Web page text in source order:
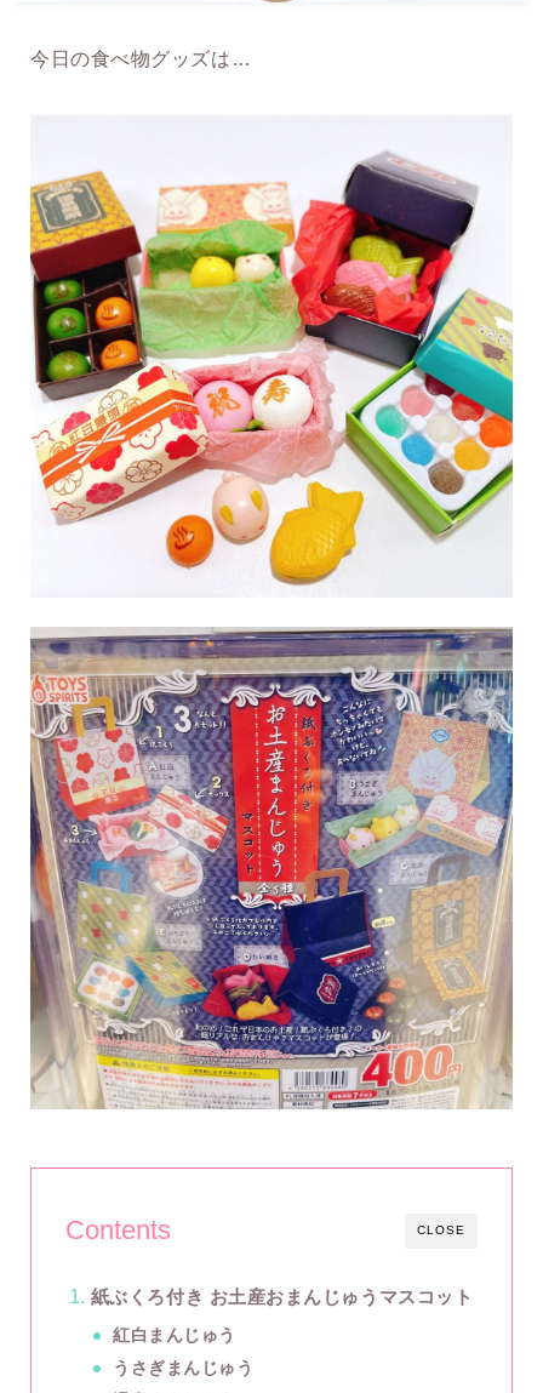
今日の食べ物グッズは…
CLOSE
Contents
紙ぶくろ付き お土産おまんじゅうマスコット
紅白まんじゅう
うさぎまんじゅう